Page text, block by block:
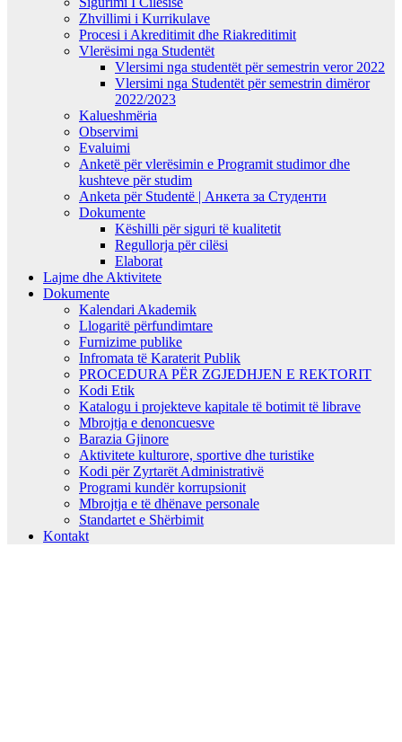
Zhvillimi i Kurrikulave
Procesi i Akreditimit dhe Riakreditimit
Vlerësimi nga Studentët
Vlersimi nga studentët për semestrin veror 2022
Vlersimi nga Studentët për semestrin dimëror
2022/2023
Kalueshmëria
Observimi
Evaluimi
Anketë për vlerësimin e Programit studimor dhe
kushteve për studim
Anketa për Studentë | Анкета за Студенти
Dokumente
Këshilli për siguri të kualitetit
Regullorja për cilësi
Elaborat
Lajme dhe Aktivitete
Dokumente
Kalendari Akademik
Llogaritë përfundimtare
Furnizime publike
Infromata të Karaterit Publik
PROCEDURA PËR ZGJEDHJEN E REKTORIT
Kodi Etik
Katalogu i projekteve kapitale të botimit të librave
Mbrojtja e denoncuesve
Barazia Gjinore
Aktivitete kulturore, sportive dhe turistike
Kodi për Zyrtarët Administrativë
Programi kundër korrupsionit
Mbrojtja e të dhënave personale
Standartet e Shërbimit
Kontakt